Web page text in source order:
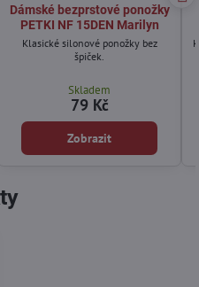
Dámské bezprstové ponožky
PETKI NF 15DEN Marilyn
Klasické silonové ponožky bez
špiček.
Skladem
79 Kč
Zobrazit